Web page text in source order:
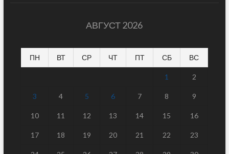
АВГУСТ 2026
ПН ВТ СР ЧТ ПТ СБ ВС
1 2
3 4 5 6 7 8 9
10 11 12 13 14 15 16
17 18 19 20 21 22 23